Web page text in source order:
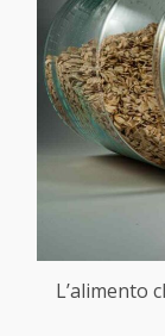
L’alimento